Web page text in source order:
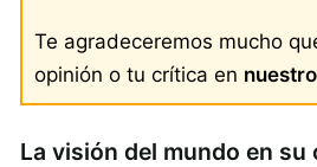
Te agradeceremos mucho
opinión o tu crítica en
La visión del mundo en su